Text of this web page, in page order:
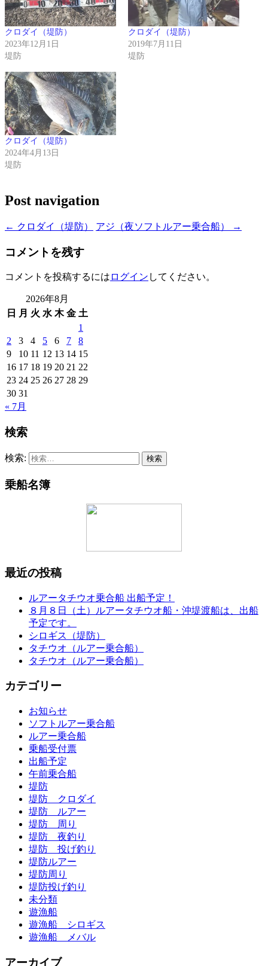
クロダイ（堤防）
2023年12月1日
堤防
クロダイ（堤防）
2019年7月11日
堤防
クロダイ（堤防）
2024年4月13日
堤防
Post navigation
← クロダイ（堤防） アジ（夜ソフトルアー乗合船） →
コメントを残す
コメントを投稿するには ログイン してください。
2026年8月
日 月 火 水 木 金 土
1
2
3 4 5 6 7
8
9
10 11 12 13 14 15
16 17 18 19 20 21 22
23 24 25 26 27 28 29
30 31
« 7月
検索
検索:
乗船名簿
最近の投稿
ルアータチウオ乗合船 出船予定！
８月８日（土）ルアータチウオ船・沖堤渡船は、出船
予定です。
シロギス（堤防）
タチウオ（ルアー乗合船）
タチウオ（ルアー乗合船）
カテゴリー
お知らせ
ソフトルアー乗合船
ルアー乗合船
乗船受付票
出船予定
午前乗合船
堤防
堤防 クロダイ
堤防 ルアー
堤防 周り
堤防 夜釣り
堤防 投げ釣り
堤防ルアー
堤防周り
堤防投げ釣り
未分類
遊漁船
遊漁船 シロギス
遊漁船 メバル
アーカイブ